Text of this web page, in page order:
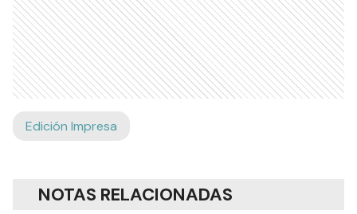
Edición Impresa
NOTAS RELACIONADAS